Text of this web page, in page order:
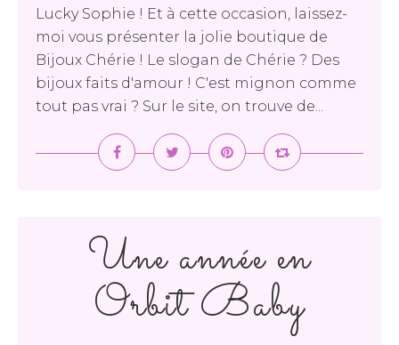
Lucky Sophie ! Et à cette occasion, laissez-
moi vous présenter la jolie boutique de
Bijoux Chérie ! Le slogan de Chérie ? Des
bijoux faits d'amour ! C'est mignon comme
tout pas vrai ? Sur le site, on trouve de...
Une année en
Orbit Baby